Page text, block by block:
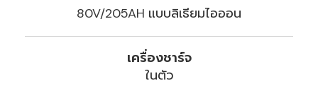
80V/205AH แบบลิเธียมไอออน
เครื่องชาร์จ
ในตัว